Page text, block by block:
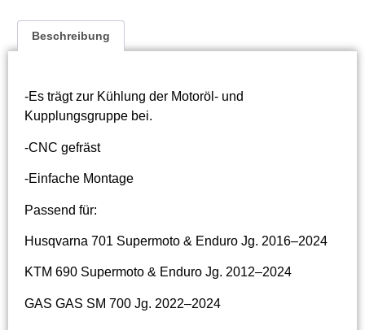
Beschreibung
-Es trägt zur Kühlung der Motoröl- und
Kupplungsgruppe bei.
-CNC gefräst
-Einfache Montage
Passend für:
Husqvarna 701 Supermoto & Enduro Jg. 2016–2024
KTM 690 Supermoto & Enduro Jg. 2012–2024
GAS GAS SM 700 Jg. 2022–2024